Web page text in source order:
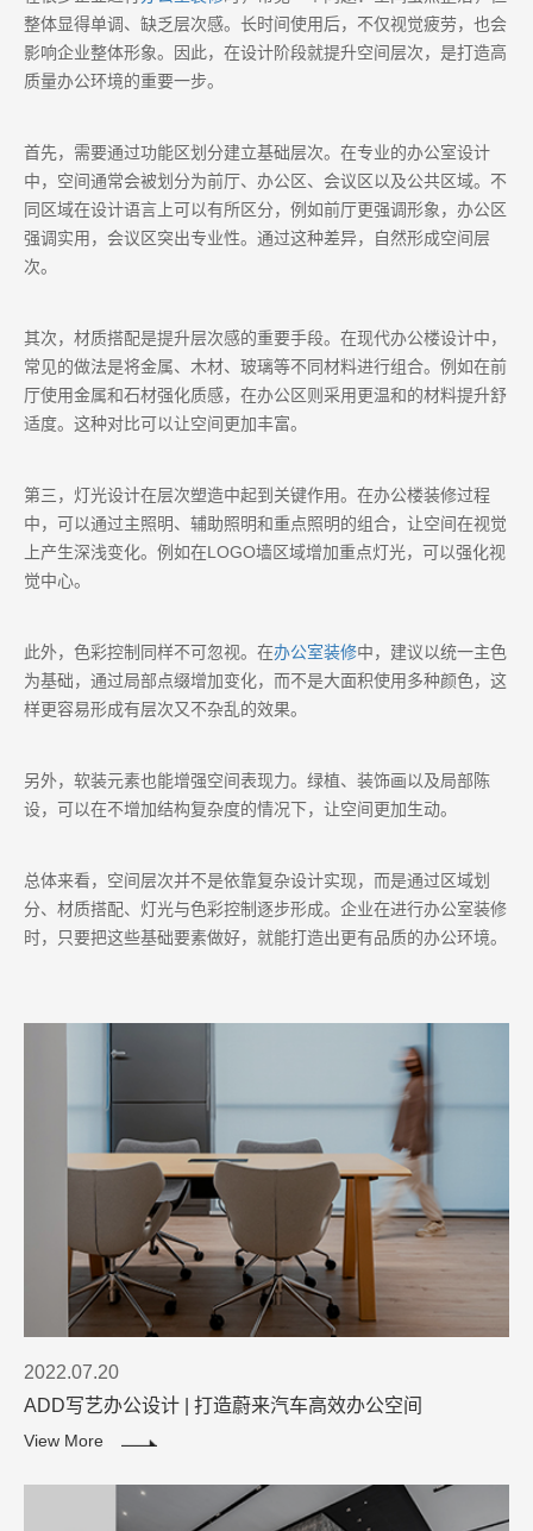
整体显得单调、缺乏层次感。长时间使用后，不仅视觉疲劳，也会
影响企业整体形象。因此，在设计阶段就提升空间层次，是打造高
质量办公环境的重要一步。
首先，需要通过功能区划分建立基础层次。在专业的办公室设计
中，空间通常会被划分为前厅、办公区、会议区以及公共区域。不
同区域在设计语言上可以有所区分，例如前厅更强调形象，办公区
强调实用，会议区突出专业性。通过这种差异，自然形成空间层
次。
其次，材质搭配是提升层次感的重要手段。在现代办公楼设计中，
常见的做法是将金属、木材、玻璃等不同材料进行组合。例如在前
厅使用金属和石材强化质感，在办公区则采用更温和的材料提升舒
适度。这种对比可以让空间更加丰富。
第三，灯光设计在层次塑造中起到关键作用。在办公楼装修过程
中，可以通过主照明、辅助照明和重点照明的组合，让空间在视觉
上产生深浅变化。例如在LOGO墙区域增加重点灯光，可以强化视
觉中心。
此外，色彩控制同样不可忽视。在办公室装修中，建议以统一主色
为基础，通过局部点缀增加变化，而不是大面积使用多种颜色，这
样更容易形成有层次又不杂乱的效果。
另外，软装元素也能增强空间表现力。绿植、装饰画以及局部陈
设，可以在不增加结构复杂度的情况下，让空间更加生动。
总体来看，空间层次并不是依靠复杂设计实现，而是通过区域划
分、材质搭配、灯光与色彩控制逐步形成。企业在进行办公室装修
时，只要把这些基础要素做好，就能打造出更有品质的办公环境。
2022.07.20
ADD写艺办公设计 | 打造蔚来汽车高效办公空间
View More